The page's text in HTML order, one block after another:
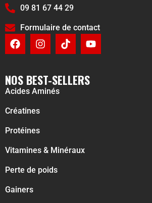
09 81 67 44 29
Formulaire de contact
NOS BEST-SELLERS
Acides Aminés
Créatines
Protéines
Vitamines & Minéraux
Perte de poids
Gainers